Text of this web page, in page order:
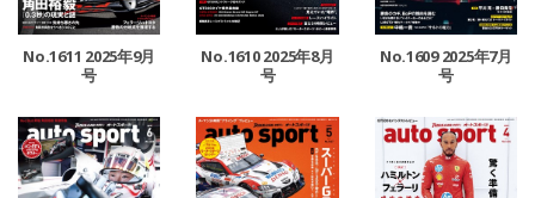
No.1611 2025年9月
号
No.1610 2025年8月
号
No.1609 2025年7月
号